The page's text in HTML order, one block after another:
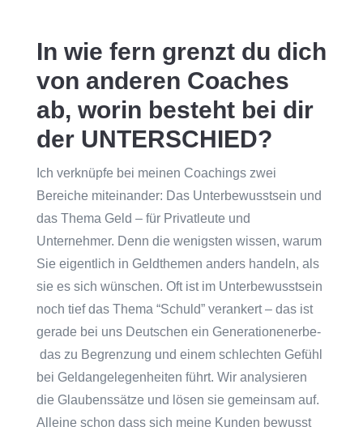
In wie fern grenzt du dich
von anderen Coaches
ab, worin besteht bei dir
der UNTERSCHIED?
Ich verknüpfe bei meinen Coachings zwei
Bereiche miteinander: Das Unterbewusstsein und
das Thema Geld – für Privatleute und
Unternehmer. Denn die wenigsten wissen, warum
Sie eigentlich in Geldthemen anders handeln, als
sie es sich wünschen. Oft ist im Unterbewusstsein
noch tief das Thema “Schuld” verankert – das ist
gerade bei uns Deutschen ein Generationenerbe-
das zu Begrenzung und einem schlechten Gefühl
bei Geldangelegenheiten führt. Wir analysieren
die Glaubenssätze und lösen sie gemeinsam auf.
Alleine schon dass sich meine Kunden bewusst